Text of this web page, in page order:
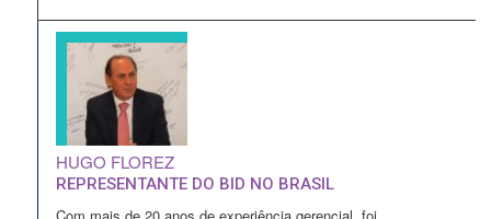
HUGO FLOREZ
REPRESENTANTE DO BID NO BRASIL